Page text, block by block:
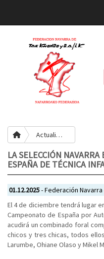
Actualidad
LA SELECCIÓN
ESPAÑA DE TÉCNICA
01.12.2025- Federación
El 4 de diciembre tendrá lugar
Campeonato de España por
acudirá un combinado foral
chicos y tres chicas, todos
Larumbe, Ohiane Olaso y Mikel